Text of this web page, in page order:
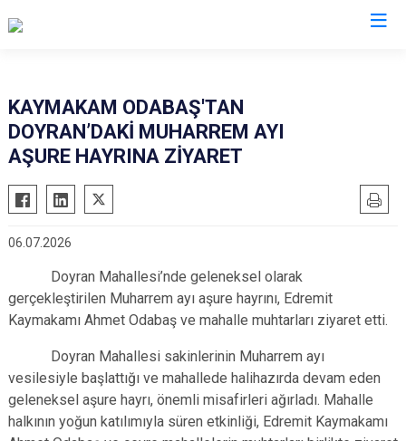
Ayvalık
Balya
Bandırma
Dursunbey
Edremit
Gönen
Havran
Savaştepe
Sındırgı
Karesi
Altıeylül
KAYMAKAM ODABAŞ'TAN
DOYRAN’DAKİ MUHARREM AYI
AŞURE HAYRINA ZİYARET
06.07.2026
Doyran Mahallesi’nde geleneksel olarak
gerçekleştirilen Muharrem ayı aşure hayrını, Edremit
Kaymakamı Ahmet Odabaş ve mahalle muhtarları ziyaret etti.
Doyran Mahallesi sakinlerinin Muharrem ayı
vesilesiyle başlattığı ve mahallede halihazırda devam eden
geleneksel aşure hayrı, önemli misafirleri ağırladı. Mahalle
halkının yoğun katılımıyla süren etkinliği, Edremit Kaymakamı